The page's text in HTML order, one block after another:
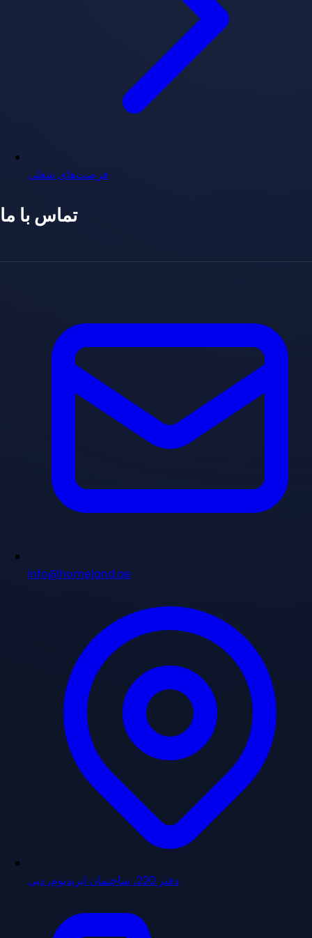
فرصت‌های شغلی
تماس با ما
info@homeland.ae
دفتر 220، ساختمان ایریدیوم، دبی